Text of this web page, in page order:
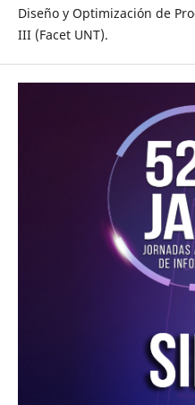
Diseño y Optimización de
III (Facet UNT).